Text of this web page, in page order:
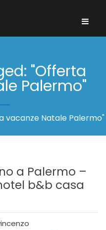
"Offerta
Palermo"
vacanze Natale Palermo"
a Palermo –
b&b casa